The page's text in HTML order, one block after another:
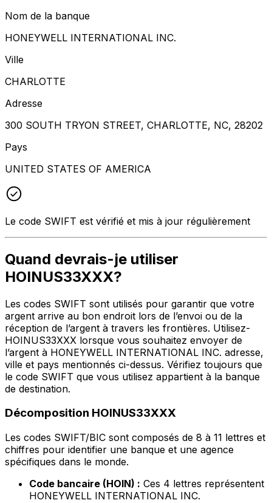
Nom de la banque
HONEYWELL INTERNATIONAL INC.
Ville
CHARLOTTE
Adresse
300 SOUTH TRYON STREET, CHARLOTTE, NC, 28202
Pays
UNITED STATES OF AMERICA
Le code SWIFT est vérifié et mis à jour régulièrement
Quand devrais-je utiliser
HOINUS33XXX?
Les codes SWIFT sont utilisés pour garantir que votre
argent arrive au bon endroit lors de l’envoi ou de la
réception de l’argent à travers les frontières. Utilisez-
HOINUS33XXX lorsque vous souhaitez envoyer de
l’argent à HONEYWELL INTERNATIONAL INC. adresse,
ville et pays mentionnés ci-dessus. Vérifiez toujours que
le code SWIFT que vous utilisez appartient à la banque
de destination.
Décomposition HOINUS33XXX
Les codes SWIFT/BIC sont composés de 8 à 11 lettres et
chiffres pour identifier une banque et une agence
spécifiques dans le monde.
Code bancaire (HOIN) : Ces 4 lettres représentent
HONEYWELL INTERNATIONAL INC.